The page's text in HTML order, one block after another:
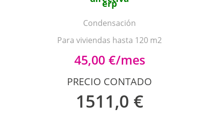
Condensación
Para viviendas hasta 120 m2
45,00 €/mes
PRECIO CONTADO
1511,0 €